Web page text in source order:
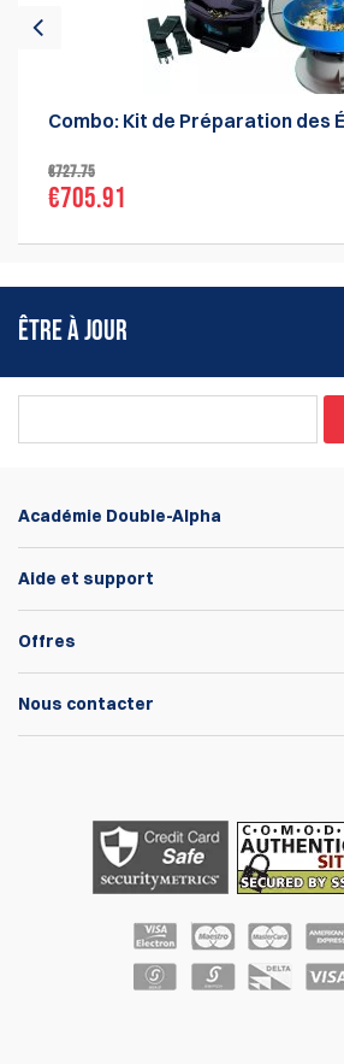
Combo: Kit de Préparation des
€727.75
€705.91
ÊTRE À JOUR
Académie Double-Alpha
Aide et support
Offres
Nous contacter